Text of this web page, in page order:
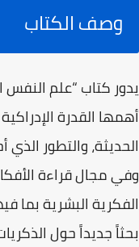
وصف الكتاب
يدور كتاب “علم
أهمها القدرة
الحديثة، والتطور
وفي مجال قراءة
الفكرية البشرية بما